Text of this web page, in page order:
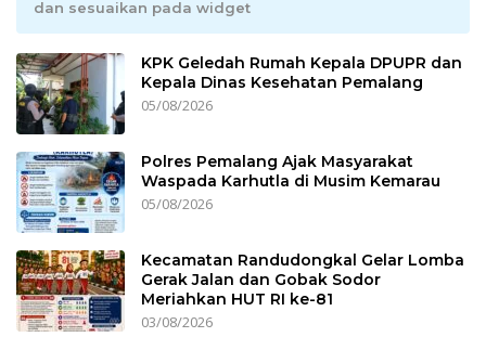
dan sesuaikan pada widget
KPK Geledah Rumah Kepala DPUPR dan
Kepala Dinas Kesehatan Pemalang
05/08/2026
Polres Pemalang Ajak Masyarakat
Waspada Karhutla di Musim Kemarau
05/08/2026
Kecamatan Randudongkal Gelar Lomba
Gerak Jalan dan Gobak Sodor
Meriahkan HUT RI ke-81
03/08/2026